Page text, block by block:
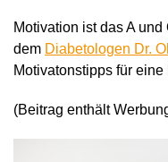
Motivation ist das A
dem Diabetologen Dr.
Motivatonstipps für
(Beitrag enthält